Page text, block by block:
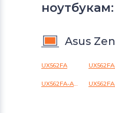
ноутбукам:
Asus
UX562FA
UX562FA-AC033T